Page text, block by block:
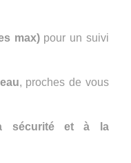
max)pour un suivi
, proches de vous
sécurité et à la